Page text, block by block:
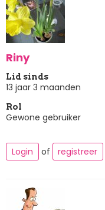
Riny
Lid sinds
13 jaar 3 maanden
Rol
Gewone gebruiker
Login of registreer